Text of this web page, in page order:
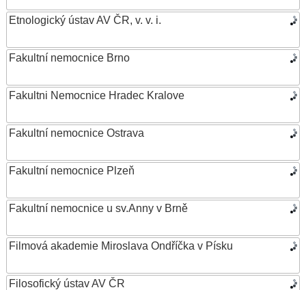
Etnologický ústav AV ČR, v. v. i.
Fakultní nemocnice Brno
Fakultni Nemocnice Hradec Kralove
Fakultní nemocnice Ostrava
Fakultní nemocnice Plzeň
Fakultní nemocnice u sv.Anny v Brně
Filmová akademie Miroslava Ondříčka v Písku
Filosofický ústav AV ČR